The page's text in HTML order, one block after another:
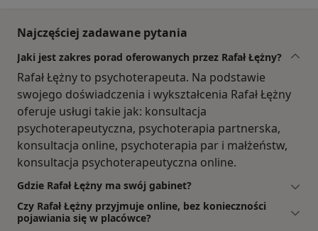
Najczęściej zadawane pytania
Jaki jest zakres porad oferowanych przez Rafał Łężny?
Rafał Łężny to psychoterapeuta. Na podstawie
swojego doświadczenia i wykształcenia Rafał Łężny
oferuje usługi takie jak: konsultacja
psychoterapeutyczna, psychoterapia partnerska,
konsultacja online, psychoterapia par i małżeństw,
konsultacja psychoterapeutyczna online.
Gdzie Rafał Łężny ma swój gabinet?
Czy Rafał Łężny przyjmuje online, bez konieczności
pojawiania się w placówce?